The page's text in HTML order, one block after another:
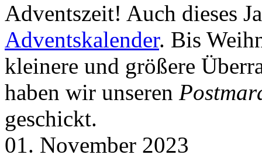
Adventszeit! Auch dieses
Adventskalender. Bis
kleinere und größere
haben wir unseren
geschickt.
01. November 2023